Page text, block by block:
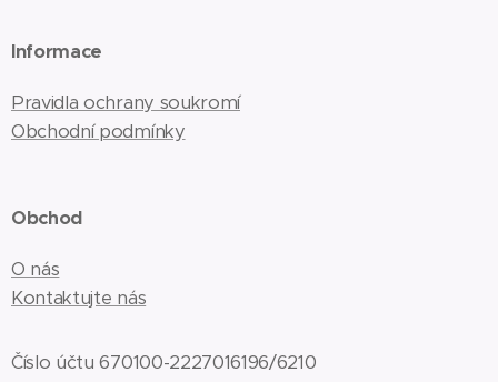
Informace
Pravidla ochrany soukromí
Obchodní podmínky
Obchod
O nás
Kontaktujte nás
Číslo účtu 670100-2227016196/6210